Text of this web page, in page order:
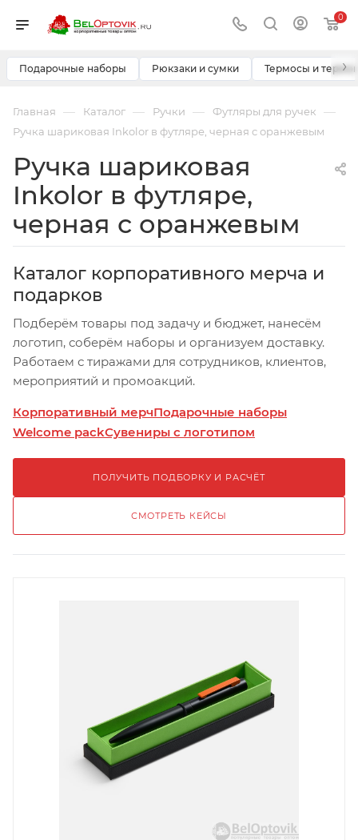
0
Подарочные наборы Рюкзаки и сумки Термосы и ›
Главная — Каталог — Ручки — Футляры для ручек —
Ручка шариковая Inkolor в футляре, черная с оранжевым
Ручка шариковая
Inkolor в футляре,
черная с оранжевым
Каталог корпоративного мерча и
подарков
Подберём товары под задачу и бюджет, нанесём
логотип, соберём наборы и организуем доставку.
Работаем с тиражами для сотрудников, клиентов,
мероприятий и промоакций.
Корпоративный мерчПодарочные наборы
Welcome packСувениры с логотипом
ПОЛУЧИТЬ ПОДБОРКУ И РАСЧЁТ
СМОТРЕТЬ КЕЙСЫ